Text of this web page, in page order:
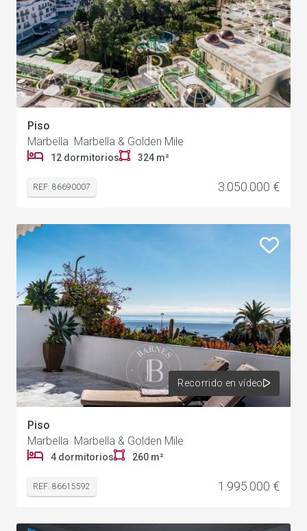
Piso
Marbella Marbella & Golden Mile
12 dormitorios 324 m²
REF: 86690007 3.050.000 €
Recorrido en vídeo
Piso
Marbella Marbella & Golden Mile
4 dormitorios 260 m²
REF: 86615592 1.995.000 €